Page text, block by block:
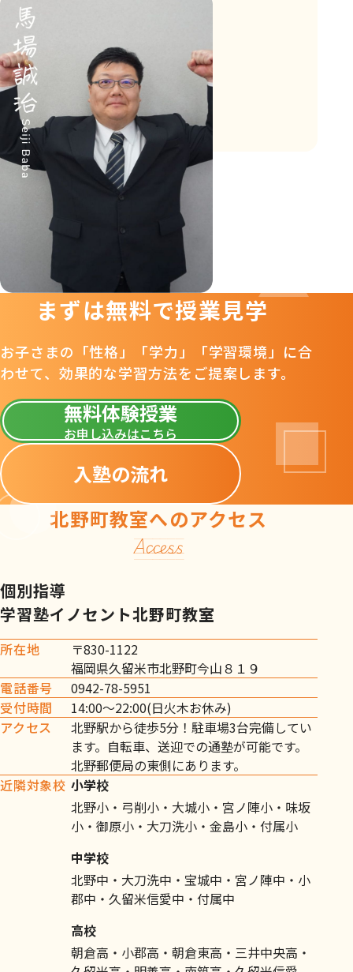
まずは無料で授業見学
お子さまの「性格」「学力」「学習環境」に合
わせて、 効果的な学習方法をご提案します。
無料体験授業
お申し込みはこちら
入塾の流れ
北野町教室へのアクセス
Access
個別指導
学習塾イノセント北野町教室
所在地
〒830-1122
福岡県久留米市北野町今山８１９
電話番号
0942-78-5951
受付時間
14:00～22:00(日火木お休み)
アクセス
北野駅から徒歩5分！駐車場3台完備してい
ます。自転車、送迎での通塾が可能です。
北野郵便局の東側にあります。
近隣対象校 小学校
北野小・弓削小・大城小・宮ノ陣小・味坂
小・御原小・大刀洗小・金島小・付属小
中学校
北野中・大刀洗中・宝城中・宮ノ陣中・小
郡中・久留米信愛中・付属中
高校
朝倉高・小郡高・朝倉東高・三井中央高・